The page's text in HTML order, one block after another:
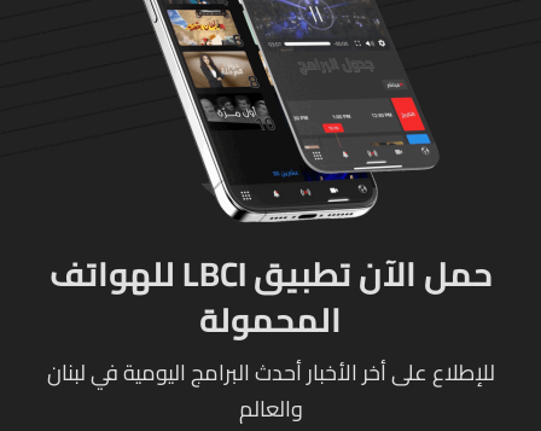
حمل الآن تطبيق LBCI للهواتف
المحمولة
للإطلاع على أخر الأخبار أحدث البرامج اليومية في لبنان
والعالم